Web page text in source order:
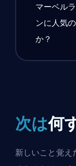
マーベル
ンに人気
か？
次は何
新しいこと覚え